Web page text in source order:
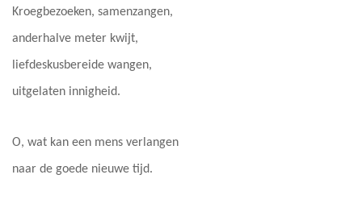
Kroegbezoeken, samenzangen,
anderhalve meter kwijt,
liefdeskusbereide wangen,
uitgelaten innigheid.
O, wat kan een mens verlangen
naar de goede nieuwe tijd.